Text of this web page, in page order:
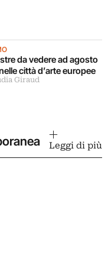
da vedere ad agosto
città d’arte europee
Giraud
Leggi di più